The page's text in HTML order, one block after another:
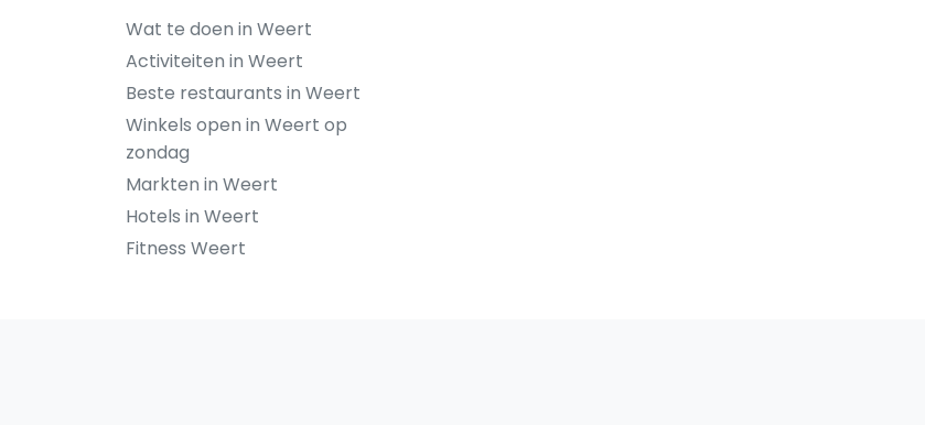
Wat te doen in Weert
Activiteiten in Weert
Beste restaurants in Weert
Winkels open in Weert op
zondag
Markten in Weert
Hotels in Weert
Fitness Weert